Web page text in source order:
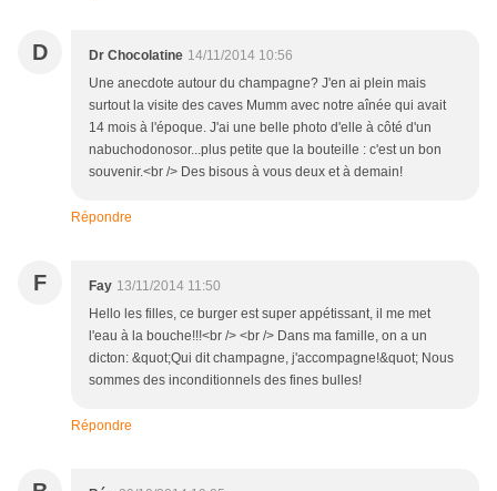
D Dr Chocolatine 14/11/2014 10:56
Une anecdote autour du champagne? J'en ai plein mais
surtout la visite des caves Mumm avec notre aînée qui avait
14 mois à l'époque. J'ai une belle photo d'elle à côté d'un
nabuchodonosor...plus petite que la bouteille : c'est un bon
souvenir.<br /> Des bisous à vous deux et à demain!
Répondre
F Fay 13/11/2014 11:50
Hello les filles, ce burger est super appétissant, il me met
l'eau à la bouche!!!<br /> <br /> Dans ma famille, on a un
dicton: &quot;Qui dit champagne, j'accompagne!&quot; Nous
sommes des inconditionnels des fines bulles!
Répondre